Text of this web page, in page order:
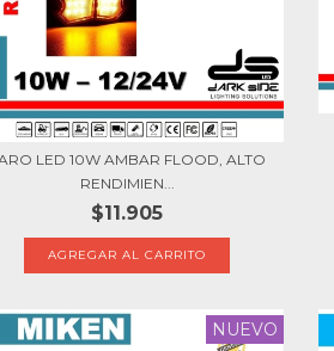
LED 10W AMBAR FLOOD, ALTO
RENDIMIEN...
$11.905
NUEVO